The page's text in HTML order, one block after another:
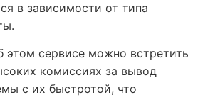
в зависимости от типа
этом сервисе можно встретить
комиссиях за вывод
с их быстротой, что